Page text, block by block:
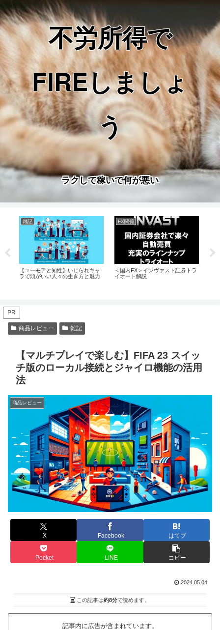
不労所得で
FIREしましょ
う
ラクして稼いで何が悪い
雑記
【ユーモアと知性】いじられキャ
ラで頭がいい人々の生き方と魅力
FX関係
＜国内FX＞インヴァスト証券トラ
イオート解説
PR
商品レビュー 雑記
【マルチプレイで楽しむ】FIFA 23 スイッ
チ版のローカル接続とジャイロ機能の活用
法
商品レビュー
X Facebook はてブ
Pocket LINE コピー
2024.05.04
この記事は約8分で読めます。
記事内に広告が含まれています。